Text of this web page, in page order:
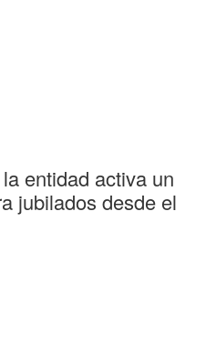
entidad activa un
jubilados desde el